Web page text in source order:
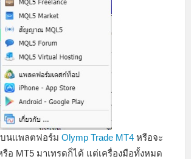
นแพลตฟอร์ม Olymp Trade MT4 หรือจะ
อ MT5 มาเทรดก็ได้ แต่เครื่องมือทั้งหมด